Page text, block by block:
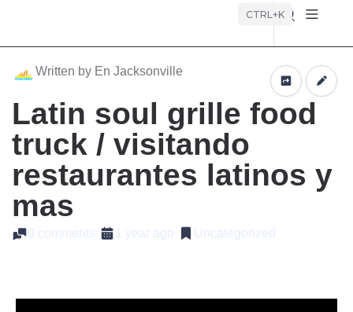
CTRL+K
Written by En Jacksonville
Latin soul grille food
truck / visitando
restaurantes latinos y
mas
0 comments 1 year ago Uncategorized